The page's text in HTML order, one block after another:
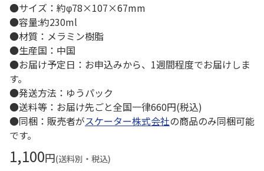
●サイズ：約φ78×107×67mm
●容量:約230ml
●材質：メラミン樹脂
●生産国：中国
●お届け予定日：お申込みから、1週間程度でお届けしま
す。
●発送方法：ゆうパック
●送料等：お届け先ごと全国一律660円(税込)
●同梱：販売者がスケーター株式会社の商品のみ同梱可能
です。
1,100円(送料別・税込)